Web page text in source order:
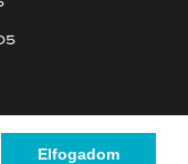
Elfogadom